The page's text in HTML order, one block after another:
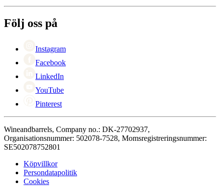
Retur
Karriär
Black Friday
Cyber Monday
Följ oss på
Instagram
Facebook
LinkedIn
YouTube
Pinterest
Wineandbarrels, Company no.: DK-27702937,
Organisationsnummer: 502078-7528, Momsregistreringsnummer:
SE502078752801
Köpvillkor
Persondatapolitik
Cookies